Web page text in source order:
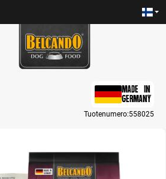
MADE IN
GERMANY
Tuotenumero:558025